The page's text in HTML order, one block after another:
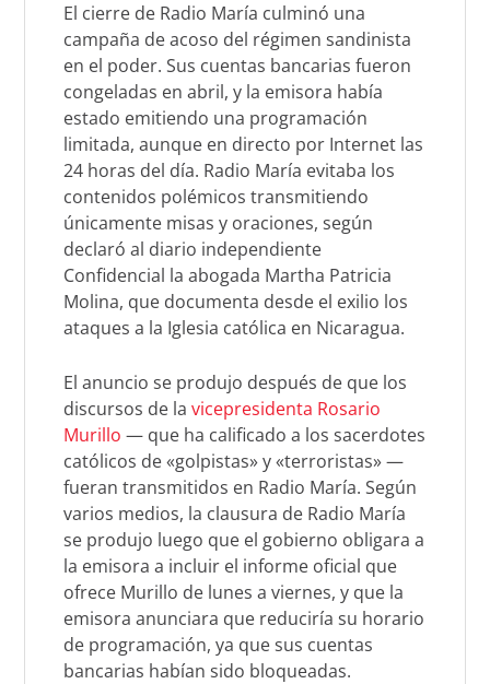
El cierre de Radio María culminó una
campaña de acoso del régimen sandinista
en el poder. Sus cuentas bancarias fueron
congeladas en abril, y la emisora había
estado emitiendo una programación
limitada, aunque en directo por Internet las
24 horas del día. Radio María evitaba los
contenidos polémicos transmitiendo
únicamente misas y oraciones, según
declaró al diario independiente
Confidencial la abogada Martha Patricia
Molina, que documenta desde el exilio los
ataques a la Iglesia católica en Nicaragua.
El anuncio se produjo después de que los
discursos de la vicepresidenta Rosario
Murillo — que ha calificado a los sacerdotes
católicos de «golpistas» y «terroristas» —
fueran transmitidos en Radio María. Según
varios medios, la clausura de Radio María
se produjo luego que el gobierno obligara a
la emisora a incluir el informe oficial que
ofrece Murillo de lunes a viernes, y que la
emisora anunciara que reduciría su horario
de programación, ya que sus cuentas
bancarias habían sido bloqueadas.